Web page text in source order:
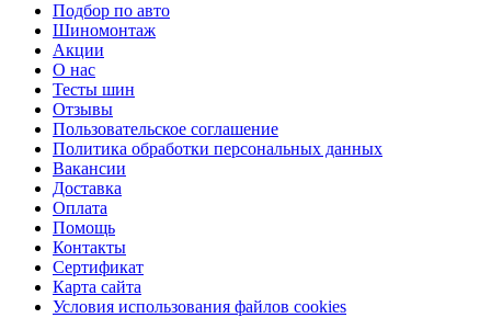
Подбор по авто
Шиномонтаж
Акции
О нас
Тесты шин
Отзывы
Пользовательское соглашение
Политика обработки персональных данных
Вакансии
Доставка
Оплата
Помощь
Контакты
Сертификат
Карта сайта
Условия использования файлов cookies